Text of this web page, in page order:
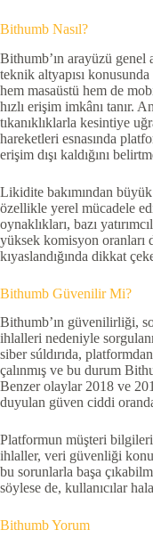
Bithumb Nasıl?
Bithumb’ın arayüzü genel
teknik altyapısı
hem masaüstü hem de
hızlı erişim imkânı tanır.
tıkanıklıklarla kesintiye
hareketleri esnasında
erişim dışı kaldığını
Likidite bakımından
özellikle yerel mücadele
oynaklıkları, bazı
yüksek komisyon oranları
kıyaslandığında dikkat
Bithumb Güvenilir Mi?
Bithumb’ın güvenilirliği,
ihlalleri nedeniyle
siber súldırıda,
çalınmış ve bu durum
Benzer olaylar 2018 ve
duyulan güven ciddi
Platformun müşteri
ihlaller, veri güvenliği
bu sorunlarla başa
söylese de, kullanıcılar
Bithumb Yorum